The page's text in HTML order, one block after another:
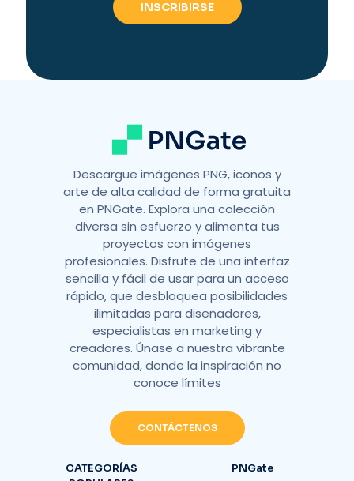
Descargue imágenes PNG, iconos y
arte de alta calidad de forma gratuita
en PNGate. Explora una colección
diversa sin esfuerzo y alimenta tus
proyectos con imágenes
profesionales. Disfrute de una interfaz
sencilla y fácil de usar para un acceso
rápido, que desbloquea posibilidades
ilimitadas para diseñadores,
especialistas en marketing y
creadores. Únase a nuestra vibrante
comunidad, donde la inspiración no
conoce límites
CONTÁCTENOS
CATEGORÍAS
PNGate